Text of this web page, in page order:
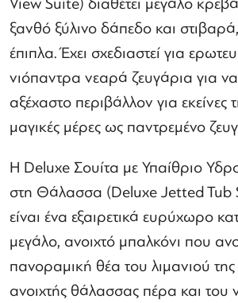
ξανθό ξύλινο δάπεδο και
έπιπλα. Έχει σχεδιαστεί για
νιόπαντρα νεαρά ζευγάρια για
αξέχαστο περιβάλλον για εκείνες
μαγικές μέρες ως παντρεμένο
Η Deluxe Σουίτα με Υπαίθριο
στη Θάλασσα (Deluxe Jetted Tub
είναι ένα εξαιρετικά ευρύχωρο
μεγάλο, ανοιχτό μπαλκόνι που
πανοραμική θέα του λιμανιού
ανοιχτής θάλασσας πέρα ​​και του